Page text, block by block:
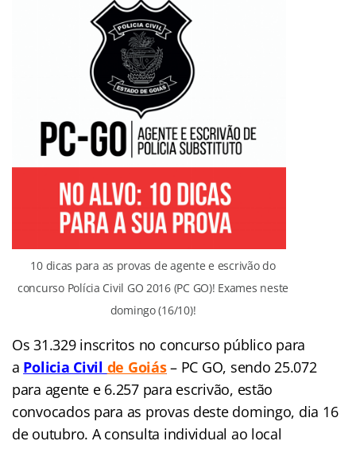
10 dicas para as provas de agente e escrivão do
concurso Polícia Civil GO 2016 (PC GO)! Exames neste
domingo (16/10)!
Os 31.329 inscritos no concurso público para
a Policia Civil de Goiás– PC GO, sendo 25.072
para agente e 6.257 para escrivão, estão
convocados para as provas deste domingo, dia 16
de outubro. A consulta individual ao local